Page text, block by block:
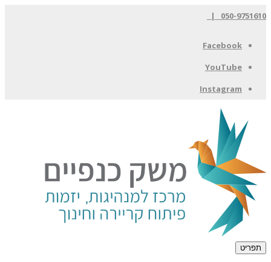
050-9751610 |
Facebook
YouTube
Instagram
תפריט